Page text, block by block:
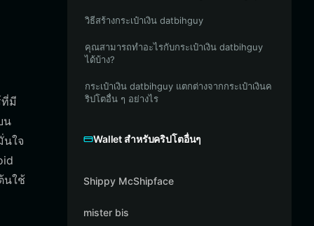
ที่มี
น
นใจ
นใช้
วิธีสร้างกระเป๋าเงิน datbihguy
คุณสามารถทำอะไรกับกระเป๋าเงิน datbihguy
ได้บ้าง?
กระเป๋าเงิน datbihguy แตกต่างจากกระเป๋าเงินค
ริปโตอื่น ๆ อย่างไร
Wallet สำหรับคริปโตอื่นๆ
Shippy McShipface
mister bis